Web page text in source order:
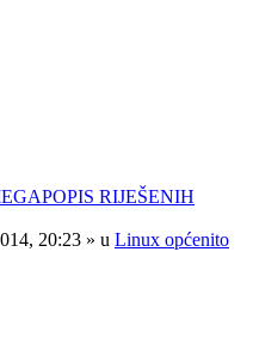
RIJEŠENIH
20:23 » u Linux općenito